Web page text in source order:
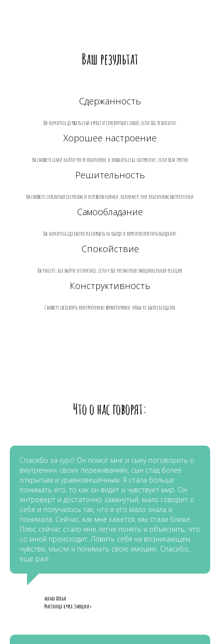
Ваш результат
Сдержанность
Вы научитесь держать себя в руках и справляться с собой, если Вас разозлили.
Хорошее настроение
Вы сможете сами найти что-то позитивное и повысить себе настроение, если Вам грустно.
Решительность
Вы сможете справиться со страхом и переживаниями, например, при публичном выступлении.
Самообладание
Вы научитесь адекватно реагировать на обиду и корректно ответить обидчику.
Спокойствие
Вы узнаете, как выйти из кризиса, если у Вас чрезмерная эмоциональная реакция.
Конструктивность
Сможете составлять конструктивные формулировки, чтобы не было скандалов.
Что о нас говорят:
Спасибо за курс! Он помог мне и сыну поговорить о
внутренних своих переживаниях, сын стад более
открытым и уравновешенным. Я стала больше
понимать его, то как он видит и чувствует мир. Он
интроверт и достаточно замкнутый, мало говорит о
себе и получалось так, что я его мало знала и
понимала. Сейчас, как мне кажется, мы стали ближе.
Плюс сейчас стало мне легче понять и объяснить, что
со мной происходит. Ловить себя на возникающем
чувстве, мысли и понимать свою эмоцию. Спасибо,
еще раз!
мама Ильи
Участница курса Эмоции+